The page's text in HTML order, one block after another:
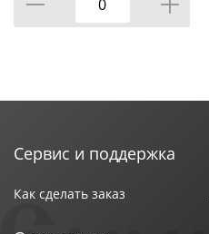
Сервис и поддержка
Как сделать заказ